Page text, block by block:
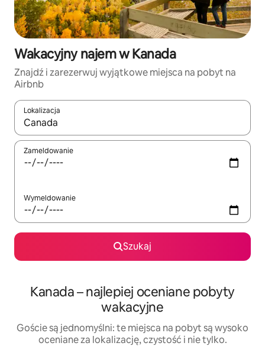
Wakacyjny najem w Kanada
Znajdź i zarezerwuj wyjątkowe miejsca na pobyt na
Airbnb
Lokalizacja
Gdy wyniki będą dostępne, możesz poruszać się po nich za
Zameldowanie
Wymeldowanie
Szukaj
Kanada – najlepiej oceniane pobyty
wakacyjne
Goście są jednomyślni: te miejsca na pobyt są wysoko
oceniane za lokalizację, czystość i nie tylko.